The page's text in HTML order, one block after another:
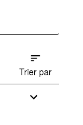
Trier par